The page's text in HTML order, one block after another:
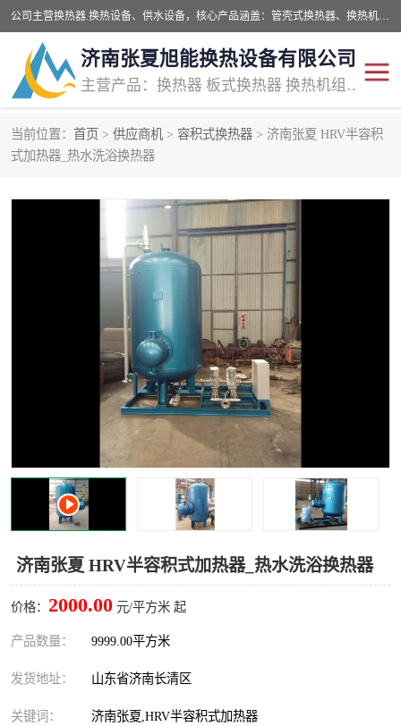
公司主营换热器.换热设备、供水设备，核心产品涵盖：管壳式换热器、换热机组、不锈钢组合式水箱、水处理设备等，提供非标设备集生产、销售、安装一体化服务，可满足全国酒店、学校、医院、商业综合体、工业项目等多场景换热与供水需求。
济南张夏旭能换热设备有限公司
主营产品：换热器 板式换热器 换热机组 供水设备 水处理设备
当前位置： 首页 > 供应商机 > 容积式换热器 > 济南张夏 HRV半容积
式加热器_热水洗浴换热器
济南张夏 HRV半容积式加热器_热水洗浴换热器
价格： 2000.00 元/平方米 起
产品数量： 9999.00平方米
发货地址： 山东省济南长清区
关键词： 济南张夏,HRV半容积式加热器
管壳式换热器
汽水换热机组 板式换热设备
定压补水装置
囊式膨胀水箱 水处理器设备
智能供水设备 锅炉辅机设备
非标加工设备